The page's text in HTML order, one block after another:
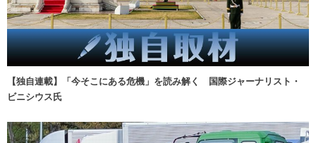
【独自連載】「今そこにある危機」を読み解く 国際ジャーナリスト・
ビニシウス氏